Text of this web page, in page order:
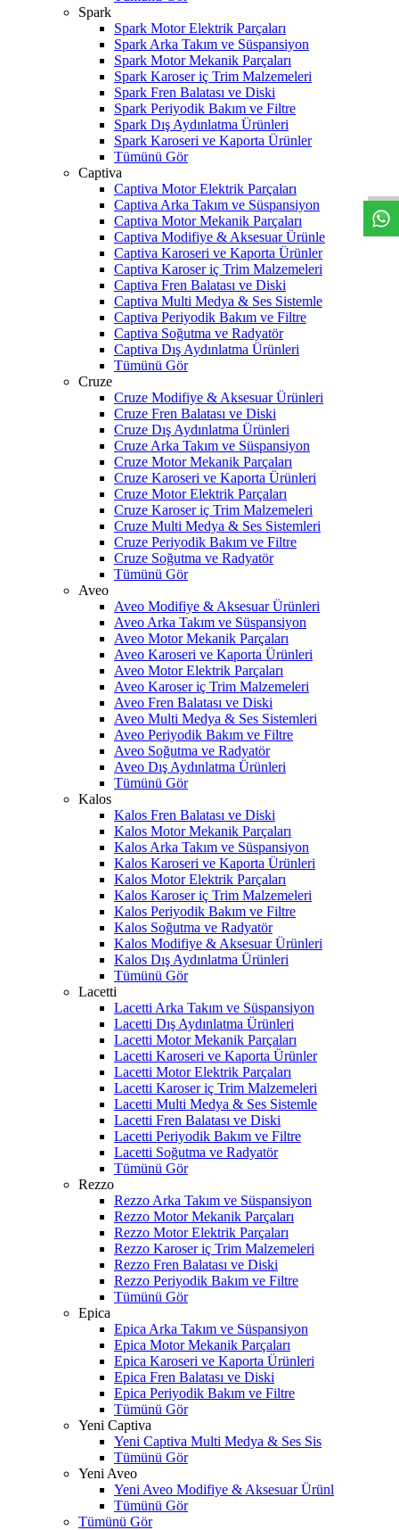
Spark
Spark Motor Elektrik Parçaları
Spark Arka Takım ve Süspansiyon
Spark Motor Mekanik Parçaları
Spark Karoser iç Trim Malzemeleri
Spark Fren Balatası ve Diski
Spark Periyodik Bakım ve Filtre
Spark Dış Aydınlatma Ürünleri
Spark Karoseri ve Kaporta Ürünler
Tümünü Gör
Captiva
Captiva Motor Elektrik Parçaları
Captiva Arka Takım ve Süspansiyon
Captiva Motor Mekanik Parçaları
Captiva Modifiye & Aksesuar Ürünle
Captiva Karoseri ve Kaporta Ürünler
Captiva Karoser iç Trim Malzemeleri
Captiva Fren Balatası ve Diski
Captiva Multi Medya & Ses Sistemle
Captiva Periyodik Bakım ve Filtre
Captiva Soğutma ve Radyatör
Captiva Dış Aydınlatma Ürünleri
Tümünü Gör
Cruze
Cruze Modifiye & Aksesuar Ürünleri
Cruze Fren Balatası ve Diski
Cruze Dış Aydınlatma Ürünleri
Cruze Arka Takım ve Süspansiyon
Cruze Motor Mekanik Parçaları
Cruze Karoseri ve Kaporta Ürünleri
Cruze Motor Elektrik Parçaları
Cruze Karoser iç Trim Malzemeleri
Cruze Multi Medya & Ses Sistemleri
Cruze Periyodik Bakım ve Filtre
Cruze Soğutma ve Radyatör
Tümünü Gör
Aveo
Aveo Modifiye & Aksesuar Ürünleri
Aveo Arka Takım ve Süspansiyon
Aveo Motor Mekanik Parçaları
Aveo Karoseri ve Kaporta Ürünleri
Aveo Motor Elektrik Parçaları
Aveo Karoser iç Trim Malzemeleri
Aveo Fren Balatası ve Diski
Aveo Multi Medya & Ses Sistemleri
Aveo Periyodik Bakım ve Filtre
Aveo Soğutma ve Radyatör
Aveo Dış Aydınlatma Ürünleri
Tümünü Gör
Kalos
Kalos Fren Balatası ve Diski
Kalos Motor Mekanik Parçaları
Kalos Arka Takım ve Süspansiyon
Kalos Karoseri ve Kaporta Ürünleri
Kalos Motor Elektrik Parçaları
Kalos Karoser iç Trim Malzemeleri
Kalos Periyodik Bakım ve Filtre
Kalos Soğutma ve Radyatör
Kalos Modifiye & Aksesuar Ürünleri
Kalos Dış Aydınlatma Ürünleri
Tümünü Gör
Lacetti
Lacetti Arka Takım ve Süspansiyon
Lacetti Dış Aydınlatma Ürünleri
Lacetti Motor Mekanik Parçaları
Lacetti Karoseri ve Kaporta Ürünler
Lacetti Motor Elektrik Parçaları
Lacetti Karoser iç Trim Malzemeleri
Lacetti Multi Medya & Ses Sistemle
Lacetti Fren Balatası ve Diski
Lacetti Periyodik Bakım ve Filtre
Lacetti Soğutma ve Radyatör
Tümünü Gör
Rezzo
Rezzo Arka Takım ve Süspansiyon
Rezzo Motor Mekanik Parçaları
Rezzo Motor Elektrik Parçaları
Rezzo Karoser iç Trim Malzemeleri
Rezzo Fren Balatası ve Diski
Rezzo Periyodik Bakım ve Filtre
Tümünü Gör
Epica
Epica Arka Takım ve Süspansiyon
Epica Motor Mekanik Parçaları
Epica Karoseri ve Kaporta Ürünleri
Epica Fren Balatası ve Diski
Epica Periyodik Bakım ve Filtre
Tümünü Gör
Yeni Captiva
Yeni Captiva Multi Medya & Ses Sis
Tümünü Gör
Yeni Aveo
Yeni Aveo Modifiye & Aksesuar Ürünl
Tümünü Gör
Tümünü Gör